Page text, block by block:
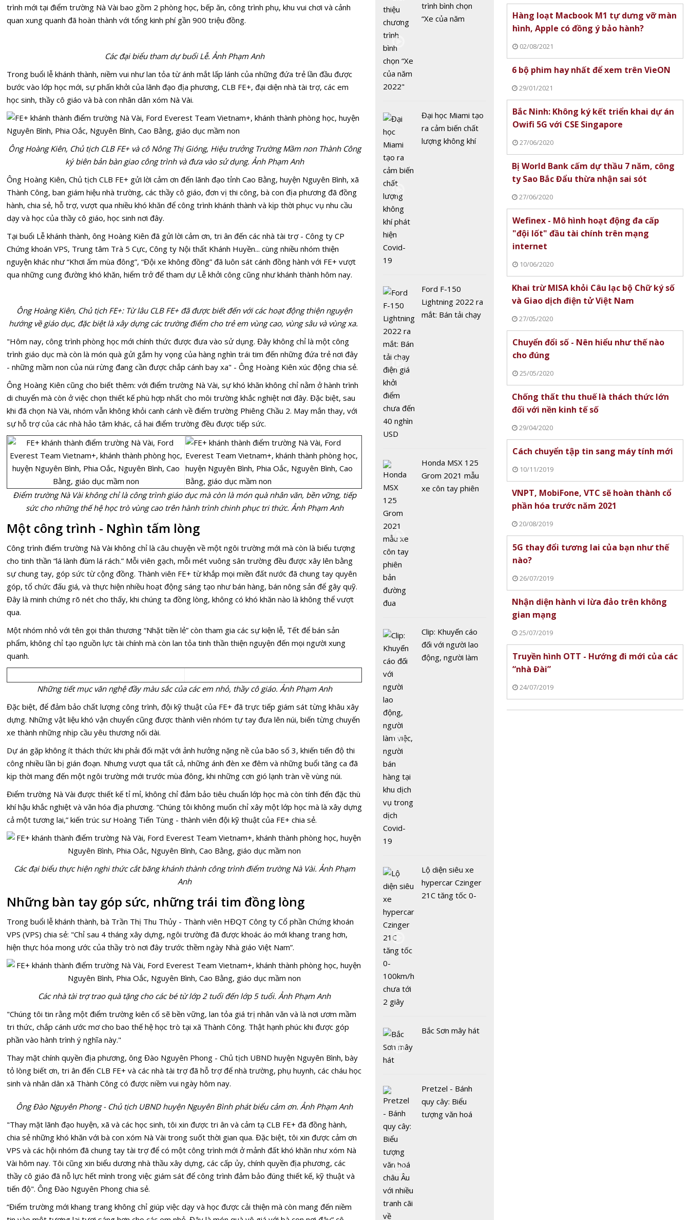
trình mới tại điểm trường Nà Vài bao gồm 2 phòng học, bếp ăn, công trình phụ, khu vui chơi và cảnh
quan xung quanh đã hoàn thành với tổng kinh phí gần 900 triệu đồng.
Các đại biểu tham dự buổi Lễ. Ảnh Phạm Anh
Trong buổi lễ khánh thành, niềm vui như lan tỏa từ ánh mắt lấp lánh của những đứa trẻ lần đầu được
bước vào lớp học mới, sự phấn khởi của lãnh đạo địa phương, CLB FE+, đại diện nhà tài trợ, các em
học sinh, thầy cô giáo và bà con nhân dân xóm Nà Vài.
Ông Hoàng Kiên, Chủ tịch CLB FE+ và cô Nông Thị Gióng, Hiệu trưởng Trường Mầm non Thành Công
ký biên bản bàn giao công trình và đưa vào sử dụng. Ảnh Phạm Anh
Ông Hoàng Kiên, Chủ tịch CLB FE+ gửi lời cảm ơn đến lãnh đạo tỉnh Cao Bằng, huyện Nguyên Bình, xã
Thành Công, ban giám hiệu nhà trường, các thầy cô giáo, đơn vị thi công, bà con địa phương đã đồng
hành, chia sẻ, hỗ trợ, vượt qua nhiều khó khăn để công trình khánh thành và kịp thời phục vụ nhu cầu
dạy và học của thầy cô giáo, học sinh nơi đây.
Tại buổi Lễ khánh thành, ông Hoàng Kiên đã gửi lời cảm ơn, tri ân đến các nhà tài trợ - Công ty CP
Chứng khoán VPS, Trung tâm Trà 5 Cực, Công ty Nội thất Khánh Huyền... cùng nhiều nhóm thiện
nguyện khác như “Khơi ấm mùa đông”, “Đội xe không đồng” đã luôn sát cánh đồng hành với FE+ vượt
qua những cung đường khó khăn, hiểm trở để tham dự Lễ khởi công cũng như khánh thành hôm nay.
Ông Hoàng Kiên, Chủ tịch FE+: Từ lâu CLB FE+ đã được biết đến với các hoạt động thiện nguyện
hướng về giáo dục, đặc biệt là xây dựng các trường điểm cho trẻ em vùng cao, vùng sâu và vùng xa.
"Hôm nay, công trình phòng học mới chính thức được đưa vào sử dụng. Đây không chỉ là một công
trình giáo dục mà còn là món quà gửi gắm hy vọng của hàng nghìn trái tim đến những đứa trẻ nơi đây
- những mầm non của núi rừng đang cần được chắp cánh bay xa" - Ông Hoàng Kiên xúc động chia sẻ.
Ông Hoàng Kiên cũng cho biết thêm: với điểm trường Nà Vài, sự khó khăn không chỉ nằm ở hành trình
di chuyển mà còn ở việc chọn thiết kế phù hợp nhất cho môi trường khắc nghiệt nơi đây. Đặc biệt, sau
khi đã chọn Nà Vài, nhóm vẫn không khỏi canh cánh về điểm trường Phiêng Chầu 2. May mắn thay, với
sự hỗ trợ của các nhà hảo tâm khác, cả hai điểm trường đều được tiếp sức.
Điểm trường Nà Vài không chỉ là công trình giáo dục mà còn là món quà nhân văn, bền vững, tiếp
sức cho những thế hệ học trò vùng cao trên hành trình chinh phục tri thức. Ảnh Phạm Anh
Một công trình - Nghìn tấm lòng
Công trình điểm trường Nà Vài không chỉ là câu chuyện về một ngôi trường mới mà còn là biểu tượng
cho tinh thần “lá lành đùm lá rách.” Mỗi viên gạch, mỗi mét vuông sân trường đều được xây lên bằng
sự chung tay, góp sức từ cộng đồng. Thành viên FE+ từ khắp mọi miền đất nước đã chung tay quyên
góp, tổ chức đấu giá, và thực hiện nhiều hoạt động sáng tạo như bán hàng, bán nông sản để gây quỹ.
Đây là minh chứng rõ nét cho thấy, khi chúng ta đồng lòng, không có khó khăn nào là không thể vượt
qua.
Một nhóm nhỏ với tên gọi thân thương “Nhặt tiền lẻ” còn tham gia các sự kiện lễ, Tết để bán sản
phẩm, không chỉ tạo nguồn lực tài chính mà còn lan tỏa tinh thần thiện nguyện đến mọi người xung
quanh.
Những tiết mục văn nghệ đầy màu sắc của các em nhỏ, thầy cô giáo. Ảnh Phạm Anh
Đặc biệt, để đảm bảo chất lượng công trình, đội kỹ thuật của FE+ đã trực tiếp giám sát từng khâu xây
dựng. Những vật liệu khó vận chuyển cũng được thành viên nhóm tự tay đưa lên núi, biến từng chuyến
xe thành những nhịp cầu yêu thương nối dài.
Dự án gặp không ít thách thức khi phải đối mặt với ảnh hưởng nặng nề của bão số 3, khiến tiến độ thi
công nhiều lần bị gián đoạn. Nhưng vượt qua tất cả, những ánh đèn xe đêm và những buổi tăng ca đã
kịp thời mang đến một ngôi trường mới trước mùa đông, khi những cơn gió lạnh tràn về vùng núi.
Điểm trường Nà Vài được thiết kế tỉ mỉ, không chỉ đảm bảo tiêu chuẩn lớp học mà còn tính đến đặc thù
khí hậu khắc nghiệt và văn hóa địa phương. “Chúng tôi không muốn chỉ xây một lớp học mà là xây dựng
cả một tương lai,” kiến trúc sư Hoàng Tiến Tùng - thành viên đội kỹ thuật của FE+ chia sẻ.
Các đại biểu thực hiện nghi thức cắt băng khánh thành công trình điểm trường Nà Vài. Ảnh Phạm
Anh
Những bàn tay góp sức, những trái tim đồng lòng
Trong buổi lễ khánh thành, bà Trần Thị Thu Thủy - Thành viên HĐQT Công ty Cổ phần Chứng khoán
VPS (VPS) chia sẻ: "Chỉ sau 4 tháng xây dựng, ngôi trường đã được khoác áo mới khang trang hơn,
hiện thực hóa mong ước của thầy trò nơi đây trước thềm ngày Nhà giáo Việt Nam”.
Các nhà tài trợ trao quà tặng cho các bé từ lớp 2 tuổi đến lớp 5 tuổi. Ảnh Phạm Anh
"Chúng tôi tin rằng một điểm trường kiên cố sẽ bền vững, lan tỏa giá trị nhân văn và là nơi ươm mầm
tri thức, chắp cánh ước mơ cho bao thế hệ học trò tại xã Thành Công. Thật hạnh phúc khi được góp
phần vào hành trình ý nghĩa này."
Thay mặt chính quyền địa phương, ông Đào Nguyên Phong - Chủ tịch UBND huyện Nguyên Bình, bày
tỏ lòng biết ơn, tri ân đến CLB FE+ và các nhà tài trợ đã hỗ trợ để nhà trường, phụ huynh, các cháu học
sinh và nhân dân xã Thành Công có được niềm vui ngày hôm nay.
Ông Đào Nguyên Phong - Chủ tịch UBND huyện Nguyên Bình phát biểu cảm ơn. Ảnh Phạm Anh
"Thay mặt lãnh đạo huyện, xã và các học sinh, tôi xin được tri ân và cảm tạ CLB FE+ đã đồng hành,
chia sẻ những khó khăn với bà con xóm Nà Vài trong suốt thời gian qua. Đặc biệt, tôi xin được cảm ơn
VPS và các hội nhóm đã chung tay tài trợ để có một công trình mới ở mảnh đất khó khăn như xóm Nà
Vài hôm nay. Tôi cũng xin biểu dương nhà thầu xây dựng, các cấp ủy, chính quyền địa phương, các
thầy cô giáo đã nỗ lực hết mình trong việc giám sát để công trình đảm bảo đúng thiết kế, kỹ thuật và
tiến độ". Ông Đào Nguyên Phong chia sẻ.
“Điểm trường mới khang trang không chỉ giúp việc dạy và học được cải thiện mà còn mang đến niềm
Ninh Thuận
Mùa lau Hà Nội
hút hồn chị em
mỗi tháng 10 về
trình bình chọn
“Xe của năm
Đại học Miami tạo
ra cảm biến chất
lượng không khí
Ford F-150
Lightning 2022 ra
mắt: Bán tải chạy
Honda MSX 125
Grom 2021 mẫu
xe côn tay phiên
Clip: Khuyến cáo
đối với người lao
động, người làm
Lộ diện siêu xe
hypercar Czinger
21C tăng tốc 0-
Bắc Sơn mây hát
Pretzel - Bánh
quy cây: Biểu
tượng văn hoá
Hàng loạt Macbook M1 tự dưng vỡ màn
hình, Apple có đồng ý bảo hành?
02/08/2021
6 bộ phim hay nhất để xem trên VieON
29/01/2021
Bắc Ninh: Không ký kết triển khai dự án
Owifi 5G với CSE Singapore
27/06/2020
Bị World Bank cấm dự thầu 7 năm, công
ty Sao Bắc Đẩu thừa nhận sai sót
27/06/2020
Wefinex - Mô hình hoạt động đa cấp
"đội lốt" đầu tài chính trên mạng
internet
10/06/2020
Khai trừ MISA khỏi Câu lạc bộ Chữ ký số
và Giao dịch điện tử Việt Nam
27/05/2020
Chuyển đổi số - Nên hiểu như thế nào
cho đúng
25/05/2020
Chống thất thu thuế là thách thức lớn
đối với nền kinh tế số
29/04/2020
Cách chuyển tập tin sang máy tính mới
10/11/2019
VNPT, MobiFone, VTC sẽ hoàn thành cổ
phần hóa trước năm 2021
20/08/2019
5G thay đổi tương lai của bạn như thế
nào?
26/07/2019
Nhận diện hành vi lừa đảo trên không
gian mạng
25/07/2019
Truyền hình OTT - Hướng đi mới của các
“nhà Đài”
24/07/2019